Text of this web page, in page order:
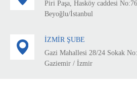
Piri Paşa, Hasköy caddesi
Beyoğlu/İstanbul
İZMİR ŞUBE
Gazi Mahallesi 28/24 Sokak
Gaziemir / İzmir